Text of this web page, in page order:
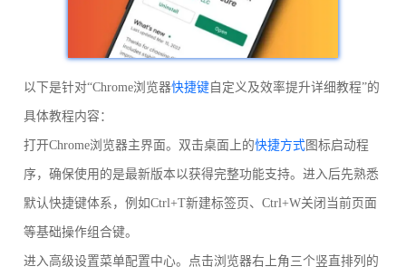
以下是针对“Chrome浏览器快捷键自定义及效率提升详细教程”的
具体教程内容：
打开Chrome浏览器主界面。双击桌面上的快捷方式图标启动程
序，确保使用的是最新版本以获得完整功能支持。进入后先熟悉
默认快捷键体系，例如Ctrl+T新建标签页、Ctrl+W关闭当前页面
等基础操作组合键。
进入高级设置菜单配置中心。点击浏览器右上角三个竖直排列的